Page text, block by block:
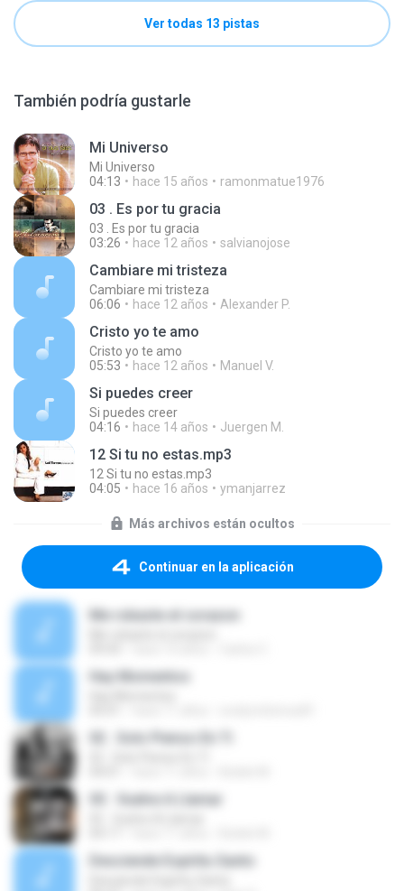
Ver todas 13 pistas
También podría gustarle
Mi Universo
Mi Universo
04:13
hace 15 años ramonmatue1976
03 . Es por tu gracia
03 . Es por tu gracia
03:26
hace 12 años salvianojose
Cambiare mi tristeza
Cambiare mi tristeza
06:06
hace 12 años Alexander P.
Cristo yo te amo
Cristo yo te amo
05:53
hace 12 años Manuel V.
Si puedes creer
Si puedes creer
04:16
hace 14 años Juergen M.
12 Si tu no estas.mp3
12 Si tu no estas.mp3
04:05
hace 16 años ymanjarrez
Más archivos están ocultos
Continuar en la aplicación
Me robaste el corazon
Hay Momentos
02 . Solo Pienso En Ti
05 . Vuelve A Llamar
Desciende Espíritu Santo